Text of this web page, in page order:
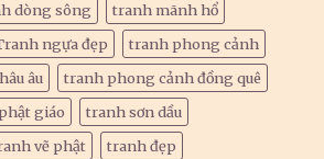
dòng sông
tranh mãnh hổ
ngựa đẹp
tranh phong cảnh
âu
tranh phong cảnh đồng quê
giáo
tranh sơn dầu
vẽ phật
tranh đẹp